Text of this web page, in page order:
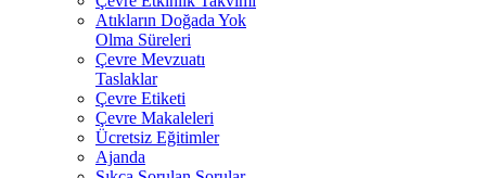
Atıkların Doğada Yok
Olma Süreleri
Çevre Mevzuatı
Taslaklar
Çevre Etiketi
Çevre Makaleleri
Ücretsiz Eğitimler
Ajanda